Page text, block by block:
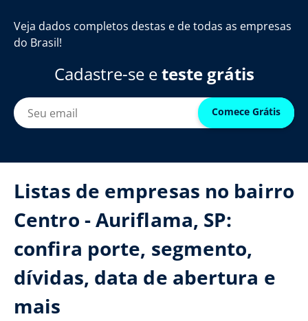
Veja dados completos destas e de todas as empresas
do Brasil!
Cadastre-se eteste grátis
Comece Grátis
Listas de empresas no bairro
Centro - Auriflama, SP:
confira porte, segmento,
dívidas, data de abertura e
mais